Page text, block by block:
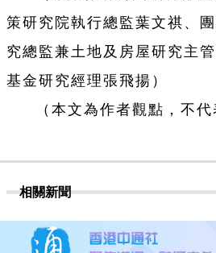
策研究院執行總監葉文祺、
究總監兼土地及房屋研究主
基金研究經理張飛揚）
（本文為作者觀點，不
相關新聞